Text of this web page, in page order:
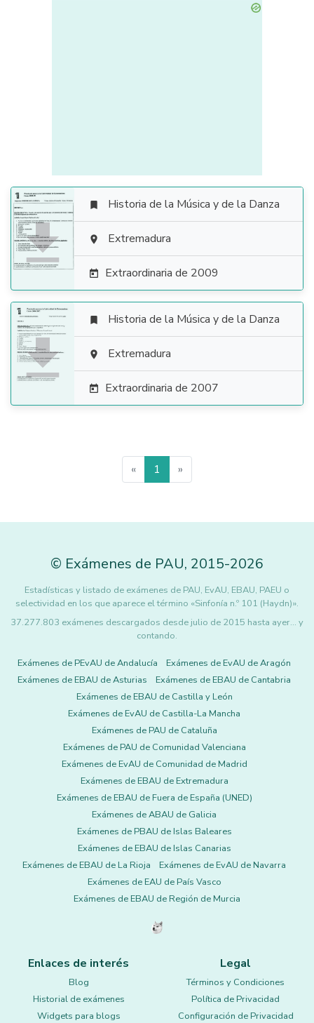

 Historia de la Música y de la Danza
 Extremadura
 Extraordinaria de 2009

 Historia de la Música y de la Danza
 Extremadura
 Extraordinaria de 2007
« 1 »
© Exámenes de PAU, 2015-2026
Estadísticas y listado de exámenes de PAU, EvAU, EBAU, PAEU o
selectividad en los que aparece el término «Sinfonía n.º 101 (Haydn)».
37.277.803 exámenes descargados desde julio de 2015 hasta ayer... y
contando.
Exámenes de PEvAU de Andalucía
Exámenes de EvAU de Aragón
Exámenes de EBAU de Asturias
Exámenes de EBAU de Cantabria
Exámenes de EBAU de Castilla y León
Exámenes de EvAU de Castilla-La Mancha
Exámenes de PAU de Cataluña
Exámenes de PAU de Comunidad Valenciana
Exámenes de EvAU de Comunidad de Madrid
Exámenes de EBAU de Extremadura
Exámenes de EBAU de Fuera de España (UNED)
Exámenes de ABAU de Galicia
Exámenes de PBAU de Islas Baleares
Exámenes de EBAU de Islas Canarias
Exámenes de EBAU de La Rioja
Exámenes de EvAU de Navarra
Exámenes de EAU de País Vasco
Exámenes de EBAU de Región de Murcia
Enlaces de interés
Blog
Historial de exámenes
Widgets para blogs
Legal
Términos y Condiciones
Política de Privacidad
Configuración de Privacidad